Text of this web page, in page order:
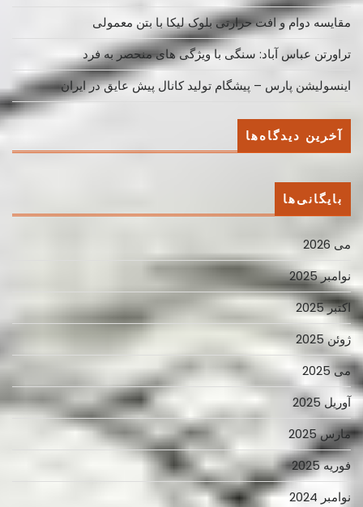
مقایسه دوام و افت حرارتی بلوک لیکا با بتن معمولی
تراورتن عباس آباد: سنگی با ویژگی های منحصر به فرد
اینسولیشن پارس – پیشگام تولید کانال پیش عایق در ایران
آخرین دیدگاه‌ها
بایگانی‌ها
می 2026
نوامبر 2025
اکتبر 2025
ژوئن 2025
می 2025
آوریل 2025
مارس 2025
فوریه 2025
نوامبر 2024